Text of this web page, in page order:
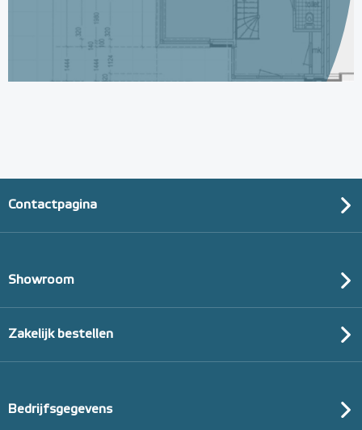
Contactpagina
Showroom
Zakelijk bestellen
Bedrijfsgegevens